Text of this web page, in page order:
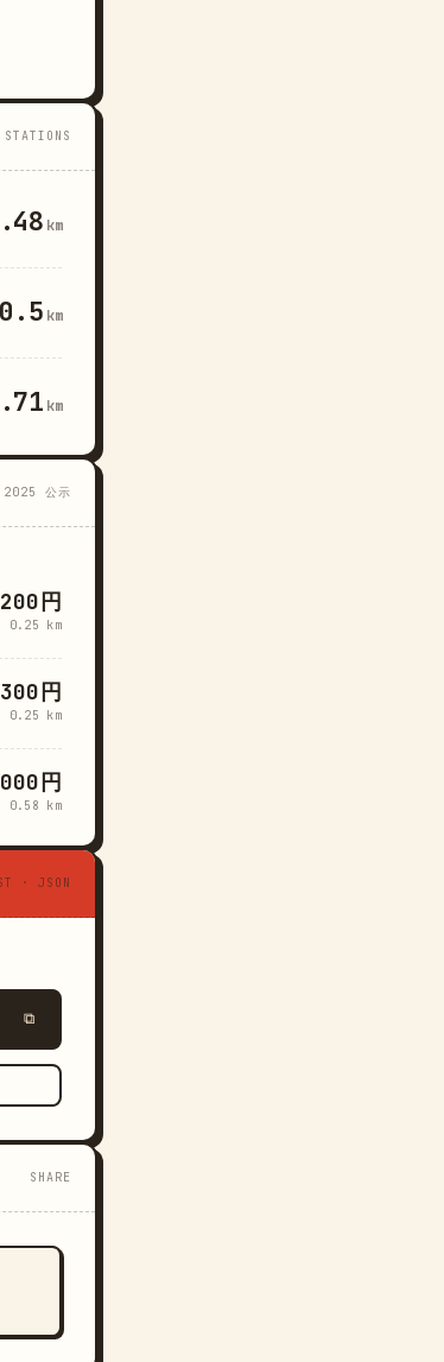
STATIONS
km
0.5 km
km
公示
円
0.25 km
円
0.25 km
円
0.58 km
· JSON
⧉
SHARE